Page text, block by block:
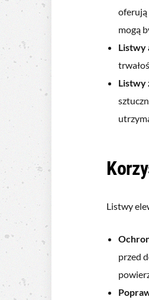
oferują
mogą
Listwy
Listwy
Listwy
przed